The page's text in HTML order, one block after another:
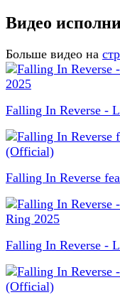
Видео
Больше видео на
Falling In Reverse -
Falling In Reverse
Falling In Reverse -